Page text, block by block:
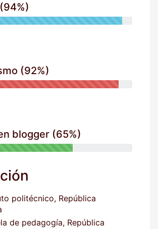
(92%)
blogger (65%)
politécnico, República
de pedagogía, República